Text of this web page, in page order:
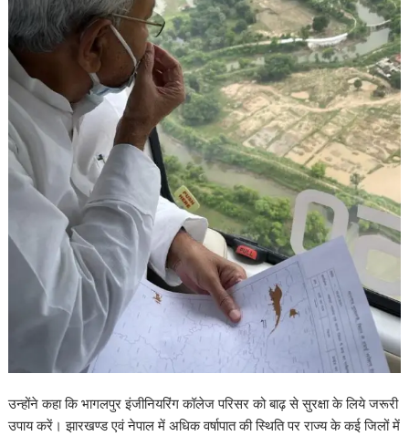
उन्होंने कहा कि भागलपुर इंजीनियरिंग कॉलेज परिसर को बाढ़ से सुरक्षा के लिये जरूरी
उपाय करें। झारखण्ड एवं नेपाल में अधिक वर्षापात की स्थिति पर राज्य के कई जिलों में